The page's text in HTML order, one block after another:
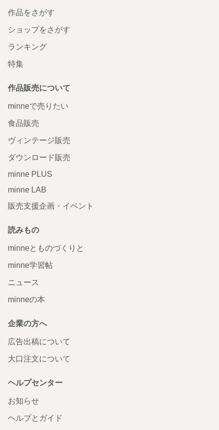
作品をさがす
ショップをさがす
ランキング
特集
作品販売について
minneで売りたい
食品販売
ヴィンテージ販売
ダウンロード販売
minne PLUS
minne LAB
販売支援企画・イベント
読みもの
minneとものづくりと
minne学習帖
ニュース
minneの本
企業の方へ
広告出稿について
大口注文について
ヘルプセンター
お知らせ
ヘルプとガイド